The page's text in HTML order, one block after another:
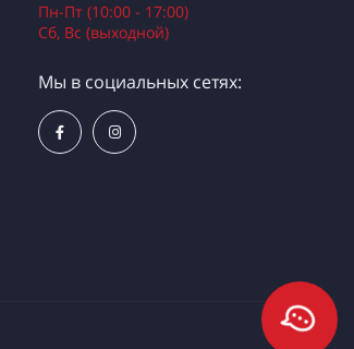
Пн-Пт (10:00 - 17:00)
Сб, Вс (выходной)
Мы в социальных сетях: